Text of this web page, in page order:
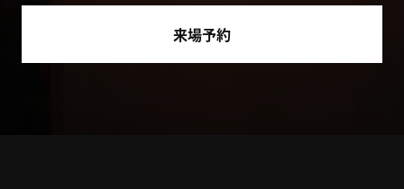
来場予約